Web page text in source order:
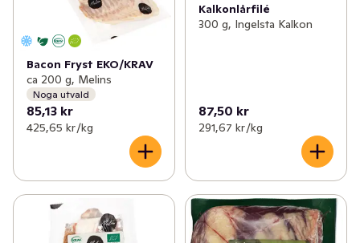
Bacon Fryst EKO/KRAV
ca 200 g, Melins
Noga utvald
85,13 kr
425,65 kr /kg
Kalkonlårfilé
300 g, Ingelsta Kalkon
87,50 kr
291,67 kr /kg